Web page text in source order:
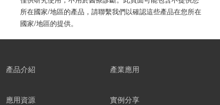
所在國家/地區的產品，請聯繫我們以確認這些產品在您所在
國家/地區的提供。
產品介紹 產業應用
應用資源 實例分享